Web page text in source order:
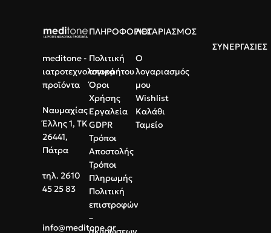
meditone -
ιατροτεχνολογικά
προϊόντα
Ναυμαχίας
Έλλης 1, ΤΚ
26441,
Πάτρα
τηλ. 2610
45 25 83
info@meditone.gr
ΠΛΗΡΟΦΟΡΙΕΣ
Πολιτική
απορρήτου
Όροι
Χρήσης
Εργαλεία
GDPR
Τρόποι
Αποστολής
Τρόποι
Πληρωμής
Πολιτική
επιστροφών
–
ΛΟΓΑΡΙΑΣΜΟΣ
Ο
λογαριασμός
μου
Wishlist
Καλάθι
Ταμείο
ΣΥΝΕΡΓΑΣΙΕΣ